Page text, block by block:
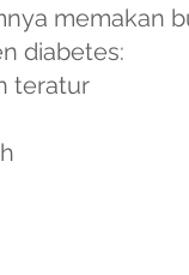
memakan
diabetes:
teratur